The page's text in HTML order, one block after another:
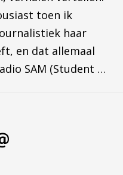
toen ik
haar
en dat allemaal
SAM (Student …